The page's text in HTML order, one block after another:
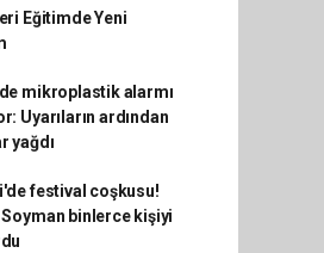
Eğitimde Yeni
mikroplastik alarmı
Uyarıların ardından
yağdı
festival coşkusu!
binlerce kişiyi